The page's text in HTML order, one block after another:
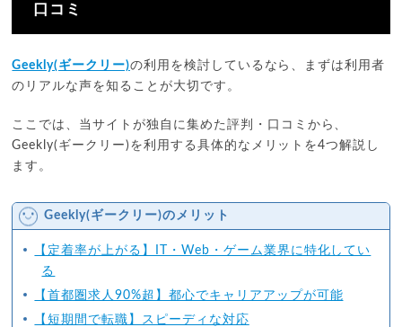
口コミ
Geekly(ギークリー)の利用を検討しているなら、まずは利用者
のリアルな声を知ることが大切です。
ここでは、当サイトが独自に集めた評判・口コミから、
Geekly(ギークリー)を利用する具体的なメリットを4つ解説し
ます。
Geekly(ギークリー)のメリット
【定着率が上がる】IT・Web・ゲーム業界に特化してい
る
【首都圏求人90%超】都心でキャリアアップが可能
【短期間で転職】スピーディな対応